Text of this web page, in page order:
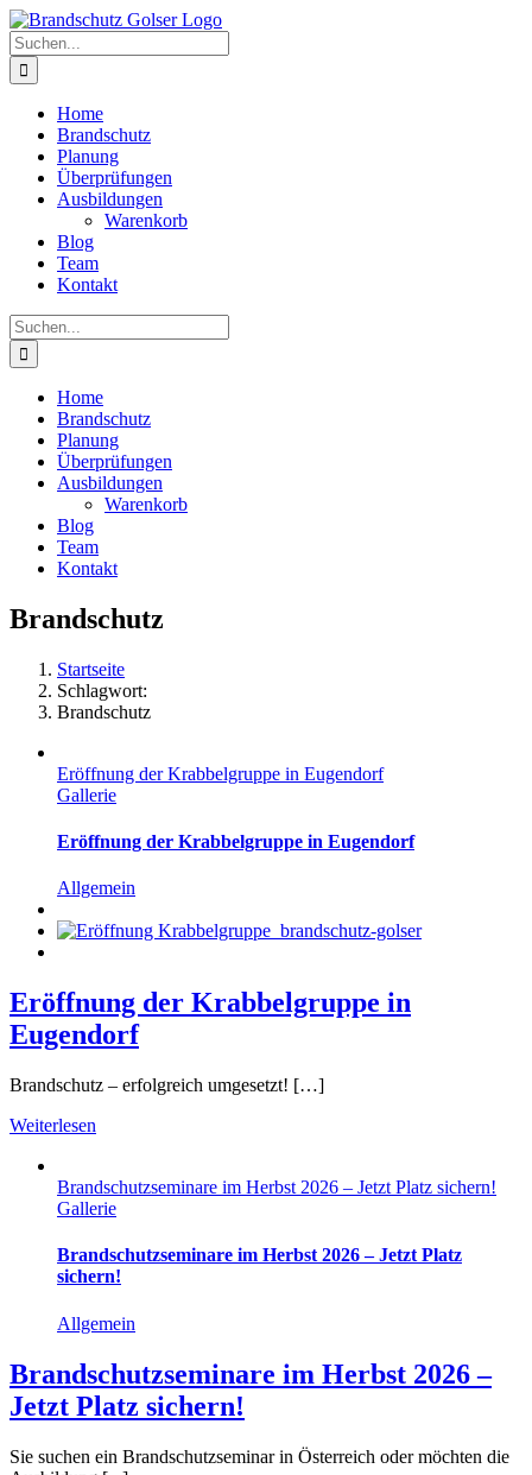
Skip
to
content
Suche
nach:
Home
Brandschutz
Planung
Überprüfungen
Ausbildungen
Warenkorb
Blog
Team
Kontakt
Suche
nach:
Home
Brandschutz
Planung
Überprüfungen
Ausbildungen
Warenkorb
Blog
Team
Kontakt
Brandschutz
Startseite
Schlagwort:
Brandschutz
Eröffnung der Krabbelgruppe in Eugendorf
Gallerie
Eröffnung der Krabbelgruppe in Eugendorf
Allgemein
Eröffnung der Krabbelgruppe in
Eugendorf
Brandschutz – erfolgreich umgesetzt! […]
Weiterlesen
Brandschutzseminare im Herbst 2026 – Jetzt Platz sichern!
Gallerie
Brandschutzseminare im Herbst 2026 – Jetzt Platz
sichern!
Allgemein
Brandschutzseminare im Herbst 2026 –
Jetzt Platz sichern!
Sie suchen ein Brandschutzseminar in Österreich oder möchten die